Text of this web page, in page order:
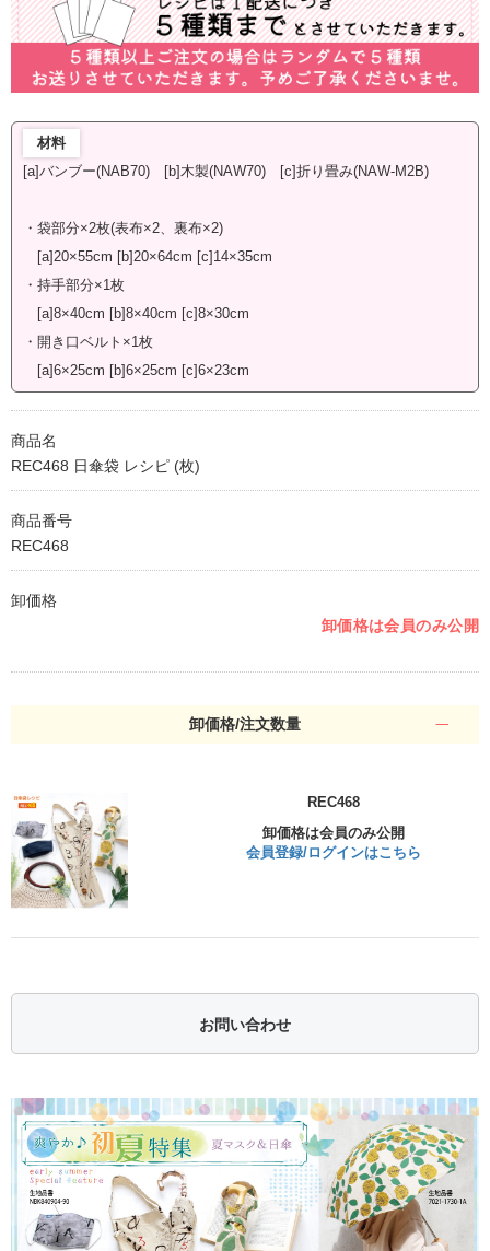
材料
[a]バンブー(NAB70) [b]木製(NAW70) [c]折り畳み(NAW-M2B)
・袋部分×2枚(表布×2、裏布×2)
[a]20×55cm [b]20×64cm [c]14×35cm
・持手部分×1枚
[a]8×40cm [b]8×40cm [c]8×30cm
・開き口ベルト×1枚
[a]6×25cm [b]6×25cm [c]6×23cm
商品名
REC468 日傘袋 レシピ (枚)
商品番号
REC468
卸価格
卸価格は会員のみ公開
卸価格/注文数量
REC468
卸価格は会員のみ公開
会員登録/ログインはこちら
お問い合わせ